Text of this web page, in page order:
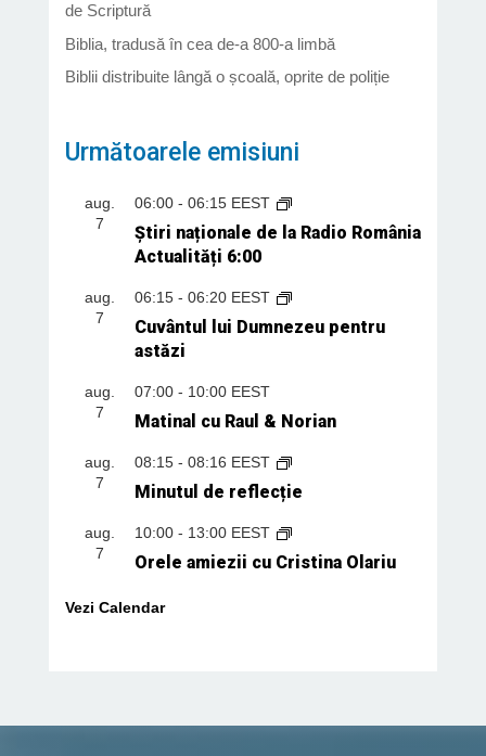
de Scriptură
Biblia, tradusă în cea de-a 800-a limbă
Biblii distribuite lângă o școală, oprite de poliție
Următoarele emisiuni
aug.
7
06:00- 06:15 EEST
Știri naționale de la Radio România
Actualități 6:00
aug.
7
06:15- 06:20 EEST
Cuvântul lui Dumnezeu pentru
astăzi
aug.
7
07:00- 10:00 EEST
Matinal cu Raul & Norian
aug.
7
08:15- 08:16 EEST
Minutul de reflecție
aug.
7
10:00- 13:00 EEST
Orele amiezii cu Cristina Olariu
Vezi Calendar